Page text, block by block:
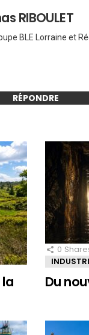
RIBOULET
BLE Lorraine et
RÉPONDRE
la
0
Du